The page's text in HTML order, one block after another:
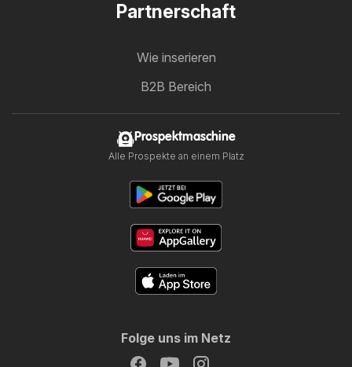
Partnerschaft
Wie inserieren
B2B Bereich
Prospektmaschine
Alle Prospekte an einem Platz
Folge uns im Netz